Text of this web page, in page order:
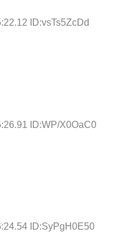
ID:vsTs5ZcDd
ID:WP/X0OaC0
ID:SyPgH0E50